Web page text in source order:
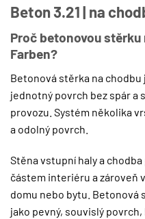
Beton 3.21 | na
Proč betonovou stěrku
Farben?
Betonová stěrka na
jednotný povrch bez spár a
provozu. Systém několika
a odolný povrch.
Stěna vstupní haly a
částem interiéru a zároveň
domu nebo bytu. Betonová
jako pevný, souvislý